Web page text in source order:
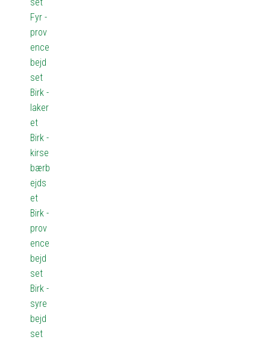
Fyr -
prov
ence
bejd
set
Birk -
laker
et
Birk -
kirse
bærb
ejds
et
Birk -
prov
ence
bejd
set
Birk -
syre
bejd
set